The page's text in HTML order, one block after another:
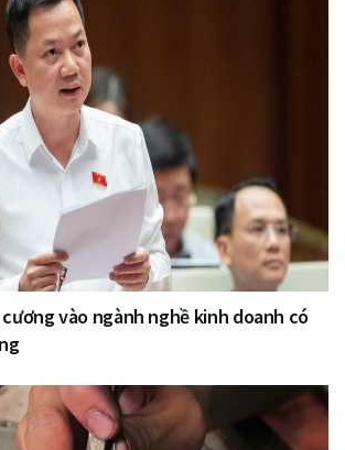
vào ngành nghề kinh doanh có